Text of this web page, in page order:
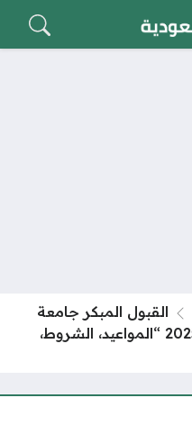
القبول المبكر جامعة
الملك فهد للبترول والمعادن 2025 “المواعيد، الشروط،